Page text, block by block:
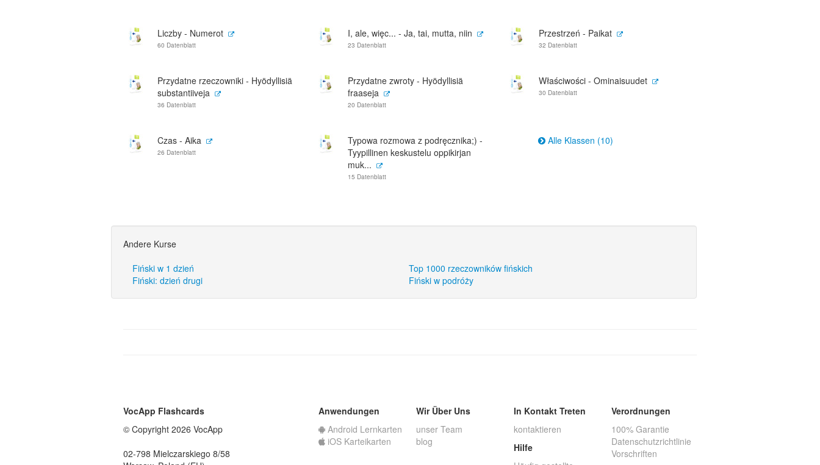
Liczby - Numerot
60 Datenblatt
I, ale, więc... - Ja, tai, mutta, niin
23 Datenblatt
Przestrzeń - Paikat
32 Datenblatt
Przydatne rzeczowniki - Hyödyllisiä
substantiiveja
36 Datenblatt
Przydatne zwroty - Hyödyllisiä
fraaseja
20 Datenblatt
Właściwości - Ominaisuudet
30 Datenblatt
Czas - Aika
26 Datenblatt
Typowa rozmowa z podręcznika;) -
Tyypillinen keskustelu oppikirjan
muk...
15 Datenblatt
Alle Klassen (10)
Andere Kurse
Fiński w 1 dzień
Top 1000 rzeczowników fińskich
Fiński: dzień drugi
Fiński w podróży
VocApp Flashcards
© Copyright 2026 VocApp
02-798 Mielczarskiego 8/58
Anwendungen
Android Lernkarten
iOS Karteikarten
Wir Über Uns
unser Team
blog
In Kontakt Treten
kontaktieren
Hilfe
Verordnungen
100% Garantie
Datenschutzrichtlinie
Vorschriften